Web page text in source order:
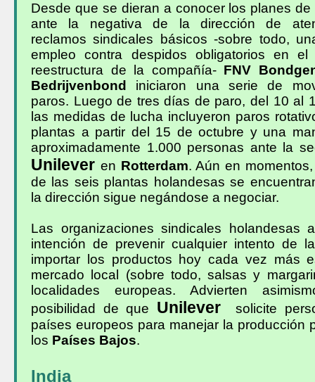
Desde que se dieran a conocer los planes
ante la negativa de la dirección de
reclamos sindicales básicos -sobre todo,
empleo contra despidos obligatorios en
reestructura de la compañía- FNV
Bedrijvenbond
iniciaron una serie de
paros. Luego de tres días de paro, del 10 al
las medidas de lucha incluyeron paros
plantas a partir del 15 de octubre y una
aproximadamente 1.000 personas ante la
Unilever en Rotterdam. Aún en
de las seis plantas holandesas se
la dirección sigue negándose a negociar.
Las organizaciones sindicales holandesas
intención de prevenir cualquier intento de
importar los productos hoy cada vez más
mercado local (sobre todo, salsas y
localidades europeas. Advierten
posibilidad de que Unileversolicite
países europeos para manejar la producción
los Países Bajos.
India